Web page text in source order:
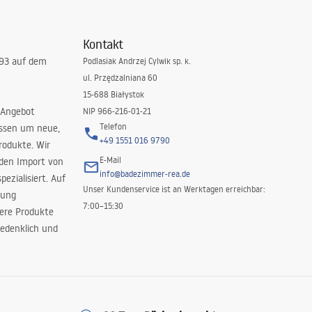
auf dem
um neue,
Wir
Import von
Auf
Produkte
und
Kontakt
Podlasiak Andrzej Cylwik sp. k.
ul. Przędzalniana 60
15-688 Białystok
NIP 966-216-01-21
Telefon
+49 1551 016 9790
E-Mail
info@badezimmer-rea.de
Unser Kundenservice ist an Werktagen erreichbar:
7:00–15:30